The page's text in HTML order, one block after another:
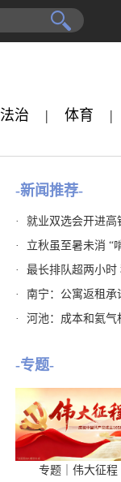
法治 | 体育 |
-新闻推荐-
·
就业双选会开进高
·
立秋虽至暑未消 “
·
最长排队超两小时
·
南宁：公寓返租承
·
河池：成本和氦气相
-专题-
专题｜伟大征程